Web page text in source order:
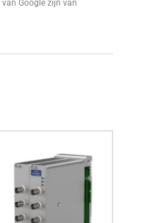
van Google zijn van